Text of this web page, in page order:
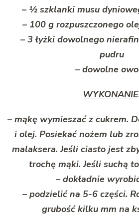
– ½ szklanki musu
– 100 g rozpuszczonego
– 3 łyżki dowolnego
pudru
– dowolne
– mąkę wymieszać z cukrem.
i olej. Posiekać nożem lub
malaksera. Jeśli ciasto jest
trochę mąki. Jeśli suchą
– dokładnie
– podzielić na 5-6 części.
grubość kilku mm na